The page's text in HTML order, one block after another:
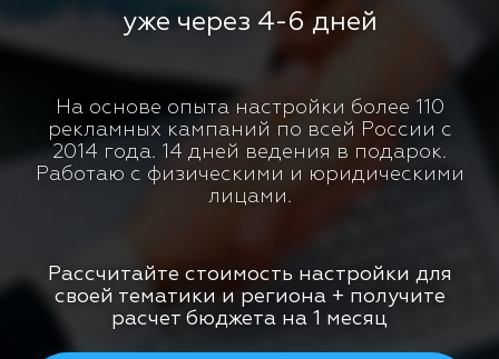
уже через 4-6 дней
На основе опыта настройки более 110
рекламных кампаний по всей России с
2014 года. 14 дней ведения в подарок.
Работаю с физическими и юридическими
лицами.
Рассчитайте стоимость настройки для
своей тематики и региона + получите
расчет бюджета на 1 месяц